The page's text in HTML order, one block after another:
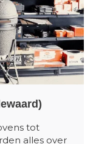
tot
alles over